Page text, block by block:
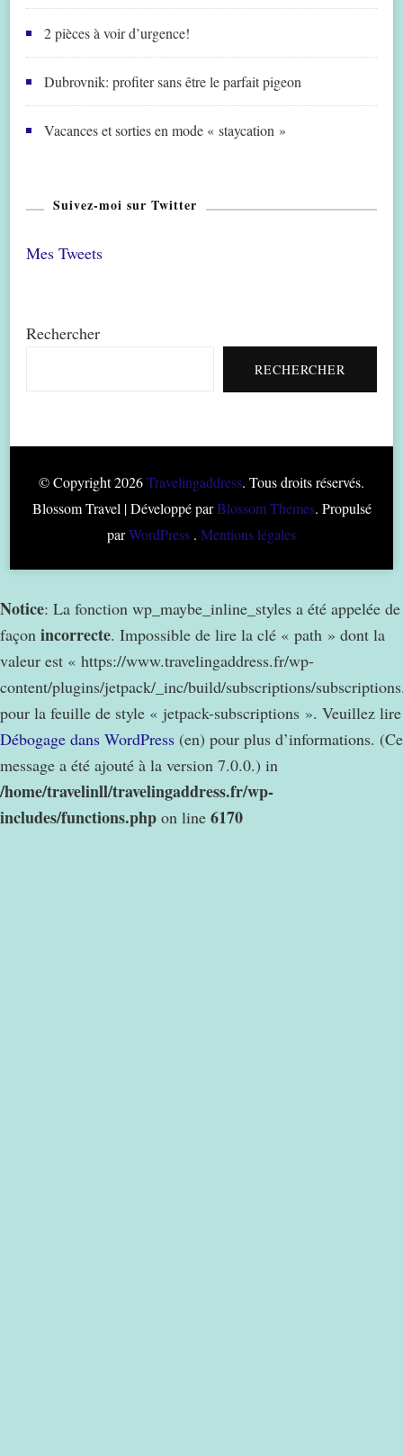
2 pièces à voir d’urgence!
Dubrovnik: profiter sans être le parfait pigeon
Vacances et sorties en mode « staycation »
Suivez-moi sur Twitter
Mes Tweets
Rechercher
RECHERCHER
© Copyright 2026Travelingaddress. Tous droits réservés.
Blossom Travel | Développé parBlossom Themes. Propulsé
parWordPress . Mentions légales
Notice: La fonction wp_maybe_inline_styles a été appelée de
façon incorrecte. Impossible de lire la clé « path » dont la
valeur est « https://www.travelingaddress.fr/wp-
content/plugins/jetpack/_inc/build/subscriptions/
pour la feuille de style « jetpack-subscriptions ». Veuillez lire
Débogage dans WordPress (en) pour plus d’informations. (Ce
message a été ajouté à la version 7.0.0.) in
/home/travelinll/travelingaddress.fr/wp-
includes/functions.php on line 6170